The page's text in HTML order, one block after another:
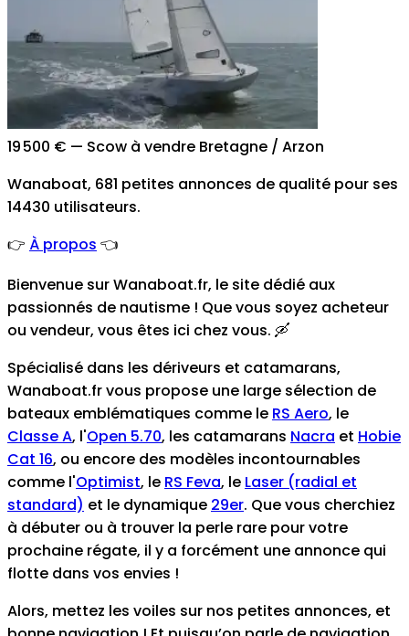
19 500 € — Scow à vendre Bretagne / Arzon
Wanaboat, 681 petites annonces de qualité pour ses
14430 utilisateurs.
👉 À propos 👈
Bienvenue sur Wanaboat.fr, le site dédié aux
passionnés de nautisme ! Que vous soyez acheteur
ou vendeur, vous êtes ici chez vous. 🛶
Spécialisé dans les dériveurs et catamarans,
Wanaboat.fr vous propose une large sélection de
bateaux emblématiques comme le RS Aero, le
Classe A, l'Open 5.70, les catamarans Nacra et Hobie
Cat 16, ou encore des modèles incontournables
comme l'Optimist, le RS Feva, le Laser (radial et
standard) et le dynamique 29er. Que vous cherchiez
à débuter ou à trouver la perle rare pour votre
prochaine régate, il y a forcément une annonce qui
flotte dans vos envies !
Alors, mettez les voiles sur nos petites annonces, et